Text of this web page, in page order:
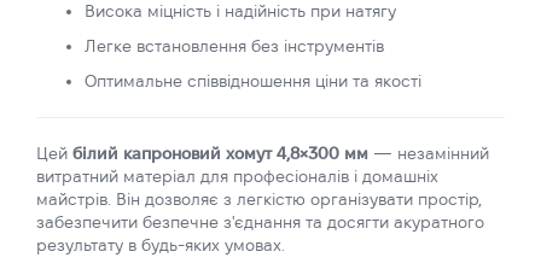
Висока міцність і надійність при натягу
Легке встановлення без інструментів
Оптимальне співвідношення ціни та якості
Цей білий капроновий хомут 4,8×300 мм — незамінний
витратний матеріал для професіоналів і домашніх
майстрів. Він дозволяє з легкістю організувати простір,
забезпечити безпечне з'єднання та досягти акуратного
результату в будь-яких умовах.